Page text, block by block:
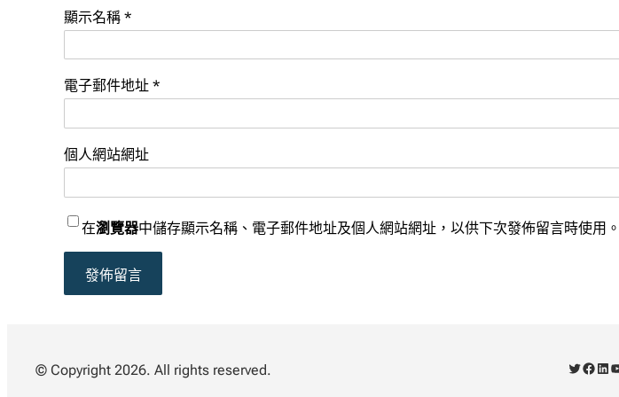
顯示名稱*
電子郵件地址*
個人網站網址
在瀏覽器中儲存顯示名稱、電子郵件地址及個人網站網址，以供下次發佈留言時使用。
© Copyright 2026. All rights reserved. X Facebook LinkedIn YouTube